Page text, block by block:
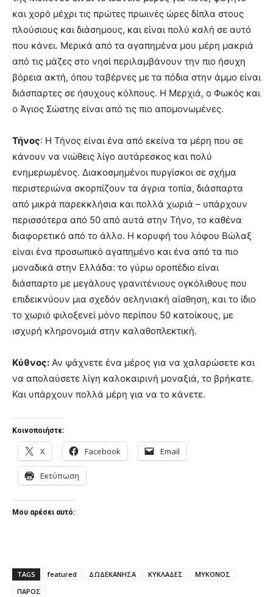
και χορό μέχρι τις πρώτες πρωινές ώρες δίπλα στους
πλούσιους και διάσημους, και είναι πολύ καλή σε αυτό
που κάνει. Μερικά από τα αγαπημένα μου μέρη μακριά
από τις μάζες στο νησί περιλαμβάνουν την πιο ήσυχη
βόρεια ακτή, όπου ταβέρνες με τα πόδια στην άμμο είναι
διάσπαρτες σε ήσυχους κόλπους. Η Μερχιά, ο Φωκός και
ο Άγιος Σώστης είναι από τις πιο απομονωμένες.
Τήνος: Η Τήνος είναι ένα από εκείνα τα μέρη που σε
κάνουν να νιώθεις λίγο αυτάρεσκος και πολύ
ενημερωμένος. Διακοσμημένοι πυργίσκοι σε σχήμα
περιστεριώνα σκορπίζουν τα άγρια τοπία, διάσπαρτα
από μικρά παρεκκλήσια και πολλά χωριά – υπάρχουν
περισσότερα από 50 από αυτά στην Τήνο, το καθένα
διαφορετικό από το άλλο. Η κορυφή του λόφου Βώλαξ
είναι ένα προσωπικό αγαπημένο και ένα από τα πιο
μοναδικά στην Ελλάδα: το γύρω οροπέδιο είναι
διάσπαρτο με μεγάλους γρανιτένιους ογκόλιθους που
επιδεικνύουν μια σχεδόν σεληνιακή αίσθηση, και το ίδιο
το χωριό φιλοξενεί μόνο περίπου 50 κατοίκους, με
ισχυρή κληρονομιά στην καλαθοπλεκτική.
Κύθνος: Αν ψάχνετε ένα μέρος για να χαλαρώσετε και
να απολαύσετε λίγη καλοκαιρινή μοναξιά, το βρήκατε.
Και υπάρχουν πολλά μέρη για να το κάνετε.
Κοινοποιήστε:
X Facebook Email
Εκτύπωση
Μου αρέσει αυτό:
TAGS featured ΔΩΔΕΚΑΝΗΣΑ ΚΥΚΛΑΔΕΣ
ΜΥΚΟΝΟΣ
ΠΑΡΟΣ